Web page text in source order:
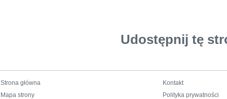
Udostępnij tę
Strona główna
Mapa strony
Kontakt
Polityka prywatności